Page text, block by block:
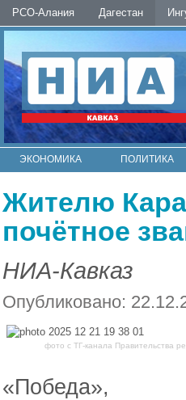
РСО-Алания Дагестан
ЭКОНОМИКА ПОЛИТИКА
Жителю
почётное
НИА-Кавказ
Опубликовано:
фото с ТГ-канала Правительства
«Победа»,